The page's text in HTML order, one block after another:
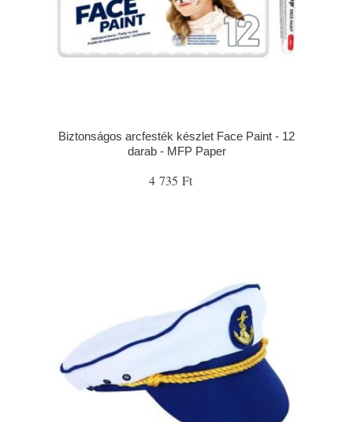
Biztonságos arcfesték készlet Face Paint - 12
darab - MFP Paper
4 735 Ft